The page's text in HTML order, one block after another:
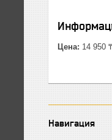
Цена: 14 950 ₸
Навигация